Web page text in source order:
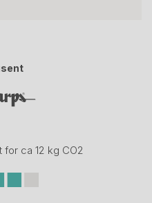
for ca 12 kg CO2